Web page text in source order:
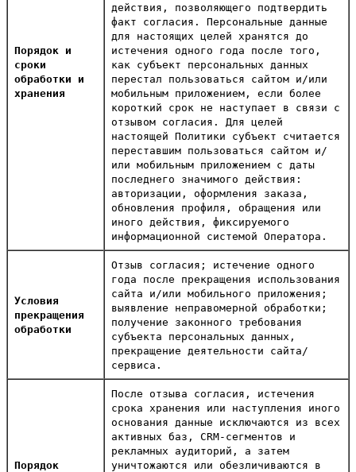
Порядок и
сроки
обработки и
хранения
действия, позволяющего подтвердить
факт согласия. Персональные данные
для настоящих целей хранятся до
истечения одного года после того,
как субъект персональных данных
перестал пользоваться сайтом и/или
мобильным приложением, если более
короткий срок не наступает в связи с
отзывом согласия. Для целей
настоящей Политики субъект считается
переставшим пользоваться сайтом и/
или мобильным приложением с даты
последнего значимого действия:
авторизации, оформления заказа,
обновления профиля, обращения или
иного действия, фиксируемого
информационной системой Оператора.
Условия
прекращения
обработки
Отзыв согласия; истечение одного
года после прекращения использования
сайта и/или мобильного приложения;
выявление неправомерной обработки;
получение законного требования
субъекта персональных данных,
прекращение деятельности сайта/
сервиса.
Порядок
После отзыва согласия, истечения
срока хранения или наступления иного
основания данные исключаются из всех
активных баз, CRM-сегментов и
рекламных аудиторий, а затем
уничтожаются или обезличиваются в